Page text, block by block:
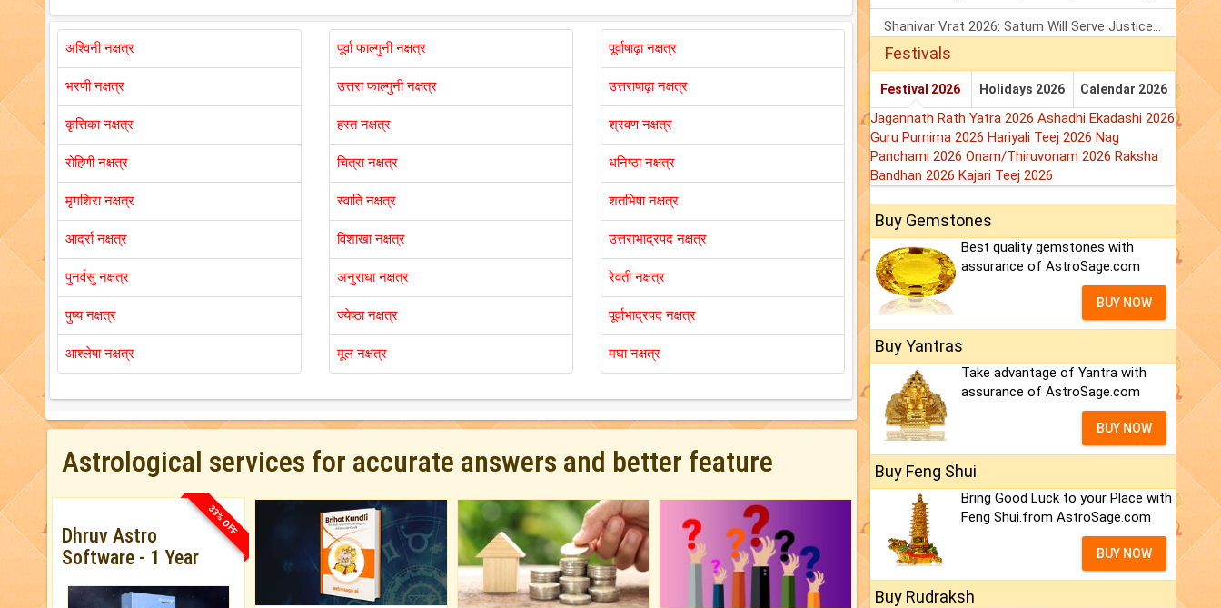
अश्विनी नक्षत्र
भरणी नक्षत्र
कृत्तिका नक्षत्र
रोहिणी नक्षत्र
मृगशिरा नक्षत्र
आर्द्रा नक्षत्र
पुनर्वसु नक्षत्र
पुष्य नक्षत्र
आश्लेषा नक्षत्र
पूर्वा फाल्गुनी नक्षत्र
उत्तरा फाल्गुनी नक्षत्र
हस्त नक्षत्र
चित्रा नक्षत्र
स्वाति नक्षत्र
विशाखा नक्षत्र
अनुराधा नक्षत्र
ज्येष्ठा नक्षत्र
मूल नक्षत्र
पूर्वाषाढ़ा नक्षत्र
उत्तराषाढ़ा नक्षत्र
श्रवण नक्षत्र
धनिष्ठा नक्षत्र
शतभिषा नक्षत्र
उत्तराभाद्रपद नक्षत्र
रेवती नक्षत्र
पूर्वाभाद्रपद नक्षत्र
मघा नक्षत्र
Astrological services for accurate answers and better feature
33% OFF
Dhruv Astro
Software - 1 Year
Shanivar Vrat 2026: Saturn Will Serve Justice In Sawan Month!
Festivals
Festival 2026 Holidays 2026 Calendar 2026
Jagannath Rath Yatra 2026 Ashadhi Ekadashi 2026
Guru Purnima 2026 Hariyali Teej 2026 Nag
Panchami 2026 Onam/Thiruvonam 2026 Raksha
Bandhan 2026 Kajari Teej 2026
Buy Gemstones
Best quality gemstones with
assurance of AstroSage.com
BUY NOW
Buy Yantras
Take advantage of Yantra with
assurance of AstroSage.com
BUY NOW
Buy Feng Shui
Bring Good Luck to your Place with
Feng Shui.from AstroSage.com
BUY NOW
Buy Rudraksh